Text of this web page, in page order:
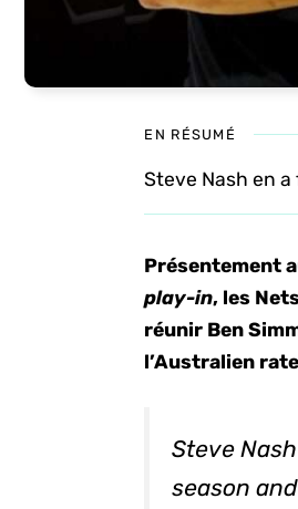
EN RÉSUMÉ
Steve Nash en
Présentement
play-in, les
réunir Ben
l’Australien
Steve
season